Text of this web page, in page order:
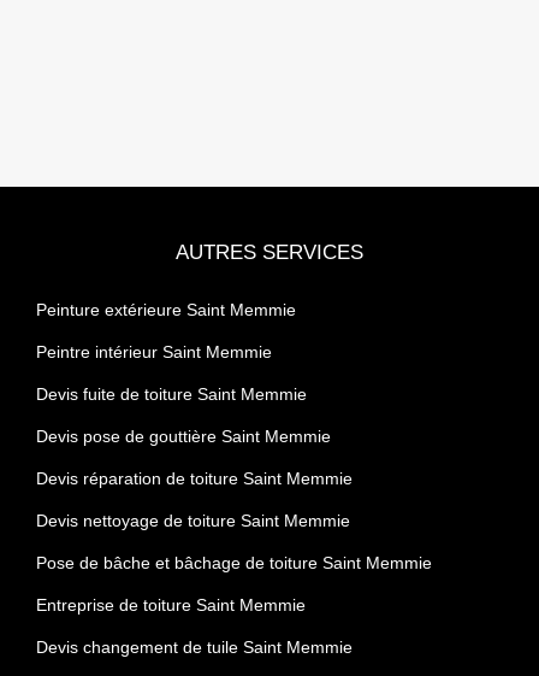
AUTRES SERVICES
Peinture extérieure Saint Memmie
Peintre intérieur Saint Memmie
Devis fuite de toiture Saint Memmie
Devis pose de gouttière Saint Memmie
Devis réparation de toiture Saint Memmie
Devis nettoyage de toiture Saint Memmie
Pose de bâche et bâchage de toiture Saint Memmie
Entreprise de toiture Saint Memmie
Devis changement de tuile Saint Memmie